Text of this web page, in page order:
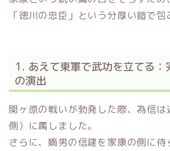
「徳川の忠臣」という分厚い鎧で包
1. あえて東軍で武功を立てる：
の演出
関ヶ原の戦いが勃発した際、為信は
側）に属しました。
さらに、嫡男の信建を家康の側に侍